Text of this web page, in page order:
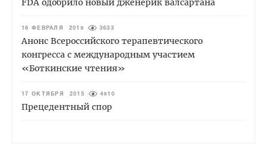
FDA одобрило новый дженерик валсартана
16 ФЕВРАЛЯ 2019 3633
Анонс Всероссийского терапевтического
конгресса с международным участием
«Боткинские чтения»
17 ОКТЯБРЯ 2015 4910
Прецедентный спор